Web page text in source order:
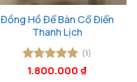
Đồng Hồ Để Bàn Cổ Điển
Thanh Lịch
Được xếp
(1)
1.800.000 ₫